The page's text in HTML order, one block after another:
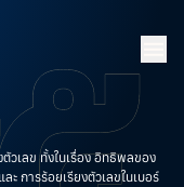
วเลข ทั้งในเรื่อง อิทธิพลของ
ะ การร้อยเรียงตัวเลขในเบอร์